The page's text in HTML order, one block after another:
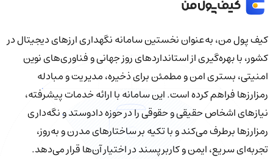
کیف‌ پول من، به‌عنوان نخستین سامانه نگهداری ارزهای دیجیتال در
کشور، با بهره‌گیری از استانداردهای روز جهانی و فناوری‌های نوین
امنیتی، بستری امن و مطمئن برای ذخیره، مدیریت و مبادله
رمزارزها فراهم کرده است. این سامانه با ارائه خدمات پیشرفته،
نیازهای اشخاص حقیقی و حقوقی را در حوزه دادوستد و نگه‌داری
رمزارزها برطرف می‌کند و با تکیه بر ساختارهای مدرن و به‌روز،
تجربه‌ای سریع، ایمن و کاربرپسند در اختیار آن‌ها قرار می‌دهد.